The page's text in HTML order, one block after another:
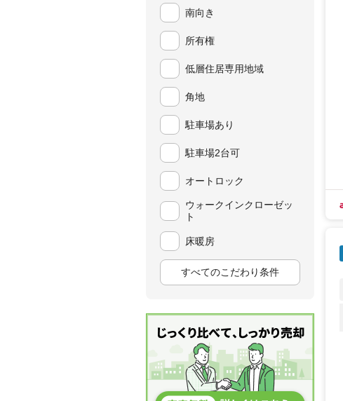
南向き
所有権
低層住居専用地域
角地
駐車場あり
駐車場2台可
オートロック
ウォークインクローゼッ
ト
床暖房
すべてのこだわり条件